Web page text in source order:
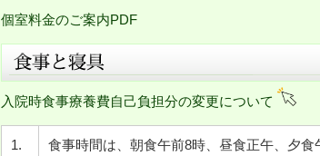
個室料金のご案内PDF
入院時食事療養費自己負担分の変更について
1.
食事時間は、朝食午前8時、昼食正午、夕食